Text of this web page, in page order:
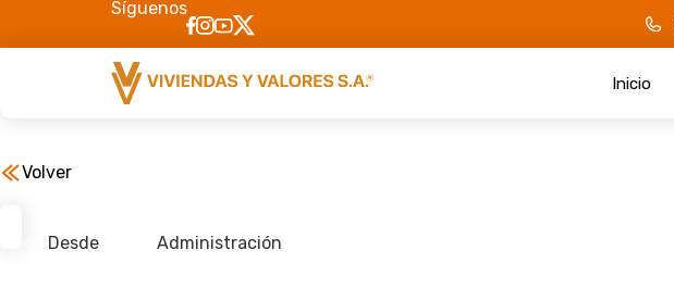
Síguenos
Inicio
Volver
Desde Administración